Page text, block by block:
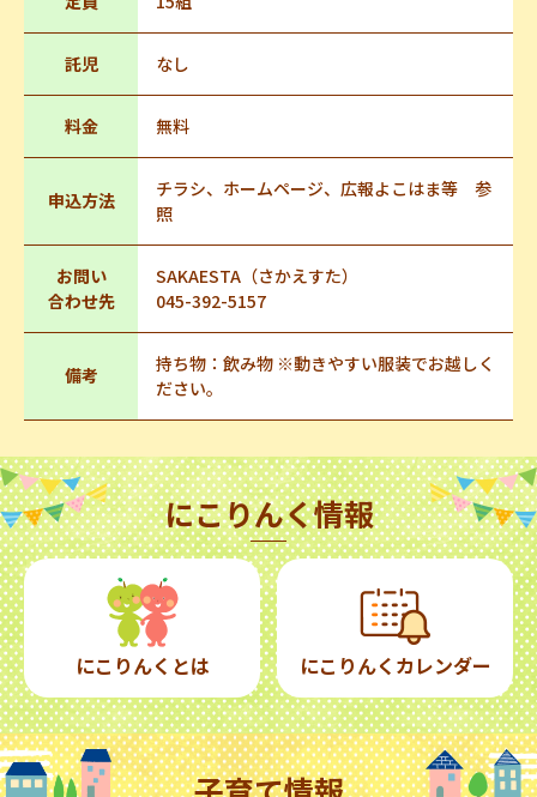
託児 なし
料金 無料
申込方法
チラシ、ホームページ、広報よこはま等 参
照
お問い
合わせ先
SAKAESTA（さかえすた）
045-392-5157
備考
持ち物：飲み物 ※動きやすい服装でお越しく
ださい。
にこりんく情報
にこりんくとは にこりんくカレンダー